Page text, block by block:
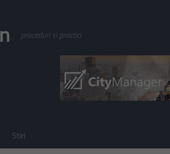
proceduri si practici
Stiri